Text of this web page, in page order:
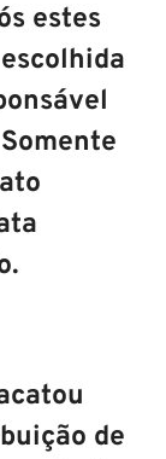
estes
de